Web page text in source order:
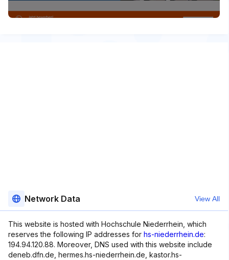
Network Data View All
This website is hosted with Hochschule Niederrhein, which
reserves the following IP addresses for hs-niederrhein.de:
194.94.120.88. Moreover, DNS used with this website include
deneb.dfn.de, hermes.hs-niederrhein.de, kastor.hs-